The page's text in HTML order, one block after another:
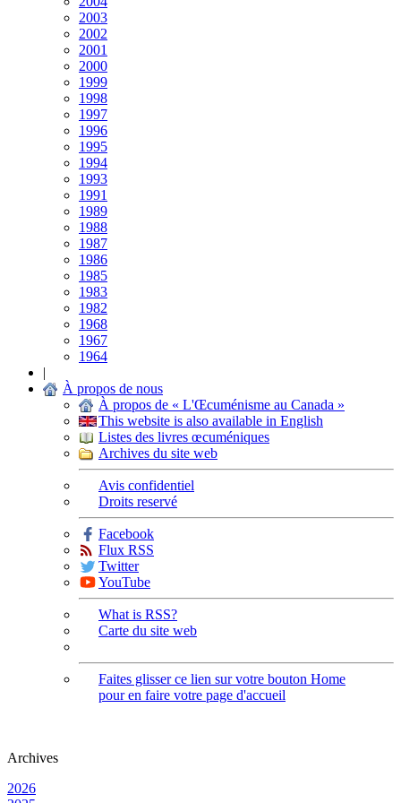
2003
2002
2001
2000
1999
1998
1997
1996
1995
1994
1993
1991
1989
1988
1987
1986
1985
1983
1982
1968
1967
1964
|
À propos de nous
À propos de « L'Œcuménisme au Canada »
This website is also available in English
Listes des livres œcuméniques
Archives du site web
Avis confidentiel
Droits reservé
Facebook
Flux RSS
Twitter
YouTube
What is RSS?
Carte du site web
Faites glisser ce lien sur votre bouton Home
pour en faire votre page d'accueil
Archives
2026